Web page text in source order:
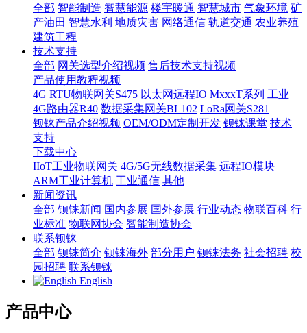
全部 智能制造 智慧能源 楼宇暖通 智慧城市 气象环境 矿
产油田 智慧水利 地质灾害 网络通信 轨道交通 农业养殖
建筑工程
技术支持
全部 网关选型介绍视频 售后技术支持视频
产品使用教程视频
4G RTU物联网关S475 以太网远程IO MxxxT系列 工业
4G路由器R40 数据采集网关BL102 LoRa网关S281
钡铼产品介绍视频 OEM/ODM定制开发 钡铼课堂 技术
支持
下载中心
IIoT工业物联网关 4G/5G无线数据采集 远程IO模块
ARM工业计算机 工业通信 其他
新闻资讯
全部 钡铼新闻 国内参展 国外参展 行业动态 物联百科 行
业标准 物联网协会 智能制造协会
联系钡铼
全部 钡铼简介 钡铼海外 部分用户 钡铼法务 社会招聘 校
园招聘 联系钡铼
English
产品中心